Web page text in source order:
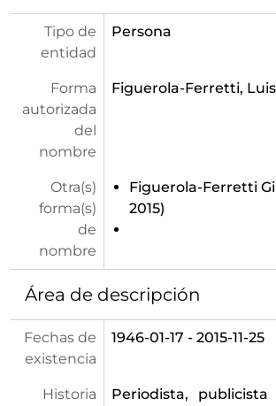
Tipo de
entidad
Persona
Forma
autorizada
del
nombre
Figuerola-Ferretti, Luis
Otra(s)
forma(s)
de
nombre
Figuerola-Ferretti
2015)
Área de descripción
Fechas de
existencia
1946-01-17 - 2015-11-25
Historia
Periodista,